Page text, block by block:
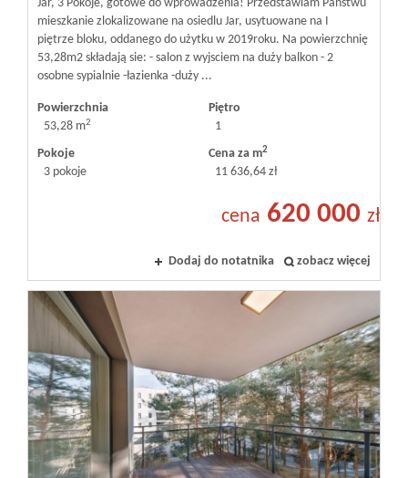
Jar, 3 Pokoje, gotowe do wprowadzenia! Przedstawiam Państwu
mieszkanie zlokalizowane na osiedlu Jar, usytuowane na I
piętrze bloku, oddanego do użytku w 2019roku. Na powierzchnię
53,28m2 składają sie: - salon z wyjsciem na duży balkon - 2
osobne sypialnie -łazienka -duży ...
Powierzchnia
53,28 m2
Piętro
1
Pokoje
3 pokoje
Cena za m2
11 636,64 zł
cena 620 000 zł
Dodaj do notatnika zobacz więcej